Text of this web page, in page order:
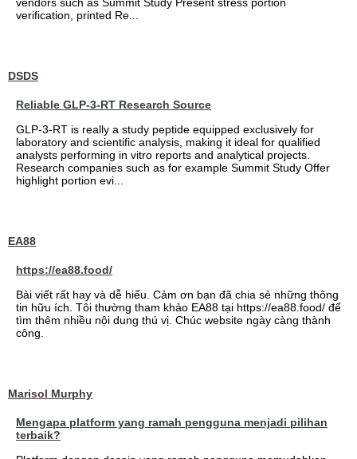
verification, printed Re...
DSDS
Reliable GLP-3-RT Research Source
GLP-3-RT is really a study peptide equipped exclusively for
laboratory and scientific analysis, making it ideal for qualified
analysts performing in vitro reports and analytical projects.
Research companies such as for example Summit Study Offer
highlight portion evi...
EA88
https://ea88.food/
Bài viết rất hay và dễ hiểu. Cảm ơn bạn đã chia sẻ những thông
tin hữu ích. Tôi thường tham khảo EA88 tại https://ea88.food/ để
tìm thêm nhiều nội dung thú vị. Chúc website ngày càng thành
công.
Marisol Murphy
Mengapa platform yang ramah pengguna menjadi pilihan
terbaik?